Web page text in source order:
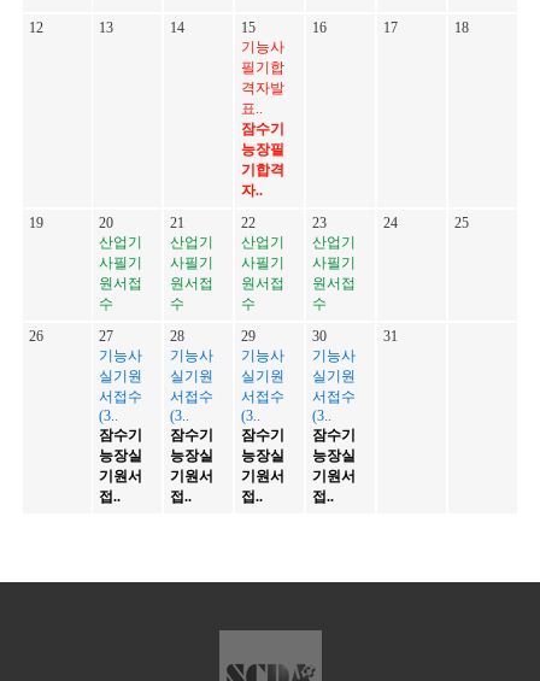
12 13 14
15
기능사
필기합
격자발
표..
잠수기
능장필
기합격
자..
16 17 18
19
20
산업기
사필기
원서접
수
21
산업기
사필기
원서접
수
22
산업기
사필기
원서접
수
23
산업기
사필기
원서접
수
24 25
26
27
기능사
실기원
서접수
(3..
잠수기
능장실
기원서
접..
28
기능사
실기원
서접수
(3..
잠수기
능장실
기원서
접..
29
기능사
실기원
서접수
(3..
잠수기
능장실
기원서
접..
30
기능사
실기원
서접수
(3..
잠수기
능장실
기원서
접..
31